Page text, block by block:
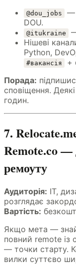
@dou_jobs
—
DOU.
@itukraine
Нішеві
Python,
#вакансія
+
Порада:
сповіщення.
годин.
7.
Remote.co —
ремоуту
Аудиторія: IT,
розглядає
Вартість:
Якщо мета —
повний remote із
— точки старту.
вилки суттєво